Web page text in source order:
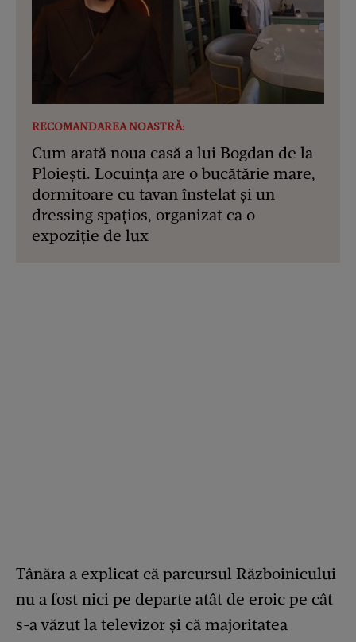
RECOMANDAREA NOASTRĂ:
Cum arată noua casă a lui Bogdan de la
Ploiești. Locuința are o bucătărie mare,
dormitoare cu tavan înstelat și un
dressing spațios, organizat ca o
expoziție de lux
Tânăra a explicat că parcursul Războinicului
nu a fost nici pe departe atât de eroic pe cât
s-a văzut la televizor și că majoritatea